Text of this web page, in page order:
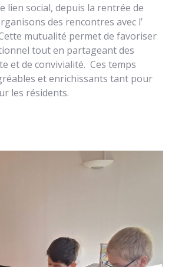
lien social, depuis la rentrée de
des rencontres avec l’
mutualité permet de favoriser
tout en partageant des
et de convivialité. Ces temps
et enrichissants tant pour
les résidents.